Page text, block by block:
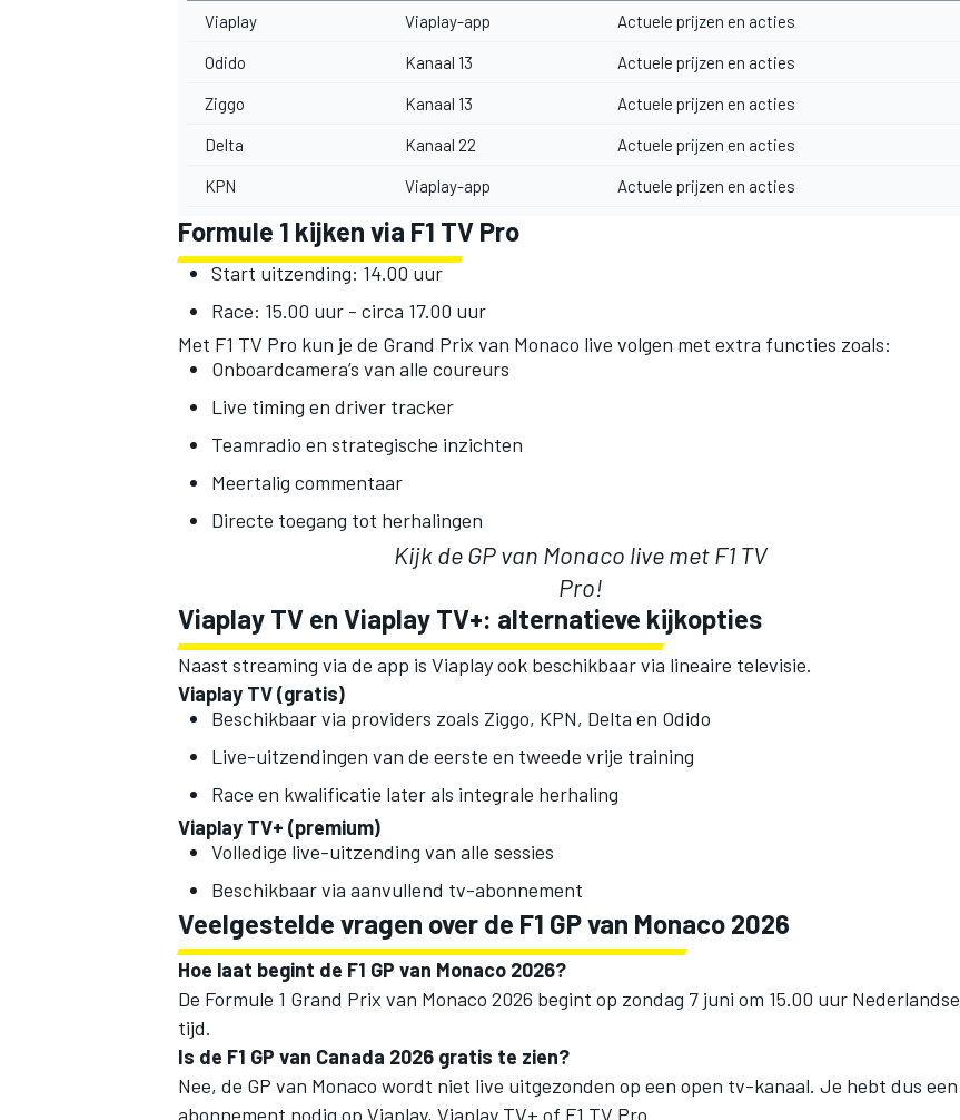
MEER RACEKLASSEN
Viaplay Viaplay-app Actuele prijzen en acties
Odido Kanaal 13 Actuele prijzen en acties
Ziggo Kanaal 13 Actuele prijzen en acties
Delta Kanaal 22 Actuele prijzen en acties
KPN Viaplay-app Actuele prijzen en acties
Formule 1 kijken via F1 TV Pro
Start uitzending: 14.00 uur
Race: 15.00 uur - circa 17.00 uur
Met F1 TV Pro kun je de Grand Prix van Monaco live volgen met extra functies zoals:
Onboardcamera’s van alle coureurs
Live timing en driver tracker
Teamradio en strategische inzichten
Meertalig commentaar
Directe toegang tot herhalingen
Kijk de GP van Monaco livemet F1 TV
Pro!
Viaplay TV en Viaplay TV+: alternatieve kijkopties
Naast streaming via de app is Viaplay ook beschikbaar via lineaire televisie.
Viaplay TV (gratis)
Beschikbaar via providers zoals Ziggo, KPN, Delta en Odido
Live-uitzendingen van de eerste en tweede vrije training
Race en kwalificatie later als integrale herhaling
Viaplay TV+ (premium)
Volledige live-uitzending van alle sessies
Beschikbaar via aanvullend tv-abonnement
Veelgestelde vragen over de F1 GP van Monaco 2026
Hoe laat begint de F1 GP van Monaco 2026?
De Formule 1 Grand Prix van Monaco 2026 begint op zondag 7 juni om 15.00 uur Nederlandse
tijd.
Is de F1 GP van Canada 2026 gratis te zien?
Nee, de GP van Monaco wordt niet live uitgezonden op een open tv-kanaal. Je hebt dus een
abonnement nodig op Viaplay, Viaplay TV+ of F1 TV Pro.